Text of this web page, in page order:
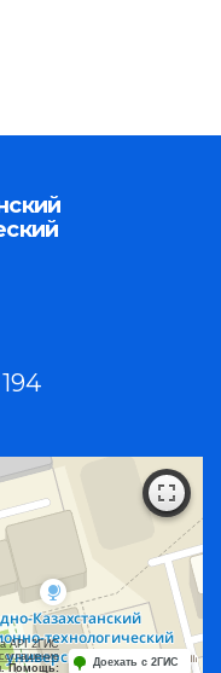
API 2ГИС
Помощь:
Доехать с 2ГИС